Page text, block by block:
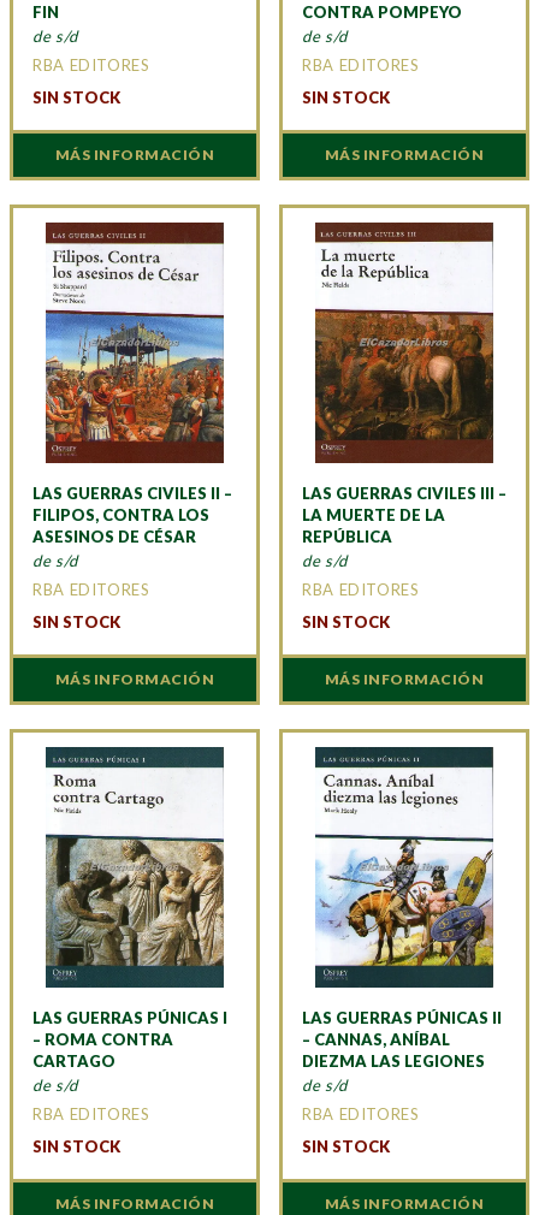
FIN
de s/d
RBA EDITORES
SIN STOCK
MÁS INFORMACIÓN
CONTRA POMPEYO
de s/d
RBA EDITORES
SIN STOCK
MÁS INFORMACIÓN
LAS GUERRAS CIVILES II –
FILIPOS, CONTRA LOS
ASESINOS DE CÉSAR
de s/d
RBA EDITORES
SIN STOCK
MÁS INFORMACIÓN
LAS GUERRAS CIVILES III –
LA MUERTE DE LA
REPÚBLICA
de s/d
RBA EDITORES
SIN STOCK
MÁS INFORMACIÓN
LAS GUERRAS PÚNICAS I
– ROMA CONTRA
CARTAGO
de s/d
RBA EDITORES
SIN STOCK
MÁS INFORMACIÓN
LAS GUERRAS PÚNICAS II
– CANNAS, ANÍBAL
DIEZMA LAS LEGIONES
de s/d
RBA EDITORES
SIN STOCK
MÁS INFORMACIÓN